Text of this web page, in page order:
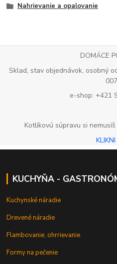
Nahrievanie a opalovanie
DOMÁCE
Sklad, stav objednávok, osobný
007
e-shop: +421
Kotlíkovú súpravu si
KUCHYŇA -
Kuchynské náradie
Drevené náradie
Flambovanie, ohrrievanie
Formy na pečenie